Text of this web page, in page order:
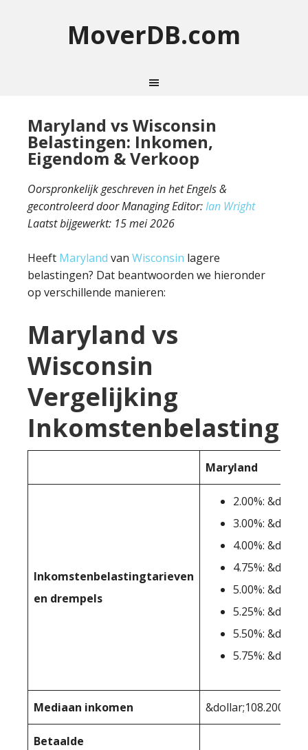
MoverDB.com
Maryland vs Wisconsin
Belastingen: Inkomen,
Eigendom & Verkoop
Oorspronkelijk geschreven in het Engels &
gecontroleerd door Managing Editor:Ian Wright
Laatst bijgewerkt: 15 mei 2026
Heeft Maryland van Wisconsin lagere
belastingen? Dat beantwoorden we hieronder
op verschillende manieren:
Maryland vs
Wisconsin
Vergelijking
Inkomstenbelasting
Maryland
Inkomstenbelastingtarieven
en drempels
2.00%:
3.00%:
4.00%:
4.75%:
5.00%:
5.25%:
5.50%:
5.75%:
Mediaan inkomen &dollar;108.200
Betaalde